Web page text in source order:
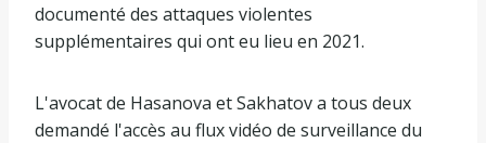
documenté des attaques violentes
supplémentaires qui ont eu lieu en 2021.
L'avocat de Hasanova et Sakhatov a tous deux
demandé l'accès au flux vidéo de surveillance du